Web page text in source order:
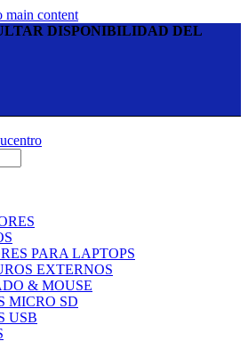
main content
DISPONIBILIDAD DEL
PARA LAPTOPS
EXTERNOS
& MOUSE
MICRO SD
USB